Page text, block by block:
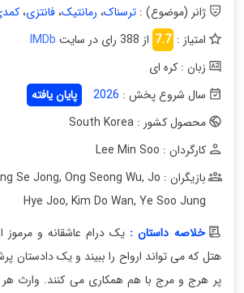
ژانر (موضوع) :ترسناک، رمانتیک،فانتزی،
امتیاز : 7.7 از 388 رای در سایت
IMDb
زبان : کره ای
سال شروع پخش : 2026
پایان یافته
محصول کشور : South Korea
کارگردان : Lee Min Soo
بازیگران : Park Eun Bin
Se Jong, Ong Seong Wu, Jo
Hye Joo, Kim Do Wan, Ye Soo Jung
خلاصه داستان : یک درام عاشقانه و
هتل که می تواند ارواح را ببیند و یک دادستان
پر هرج و مرج با هم همکاری می کنند. وارث